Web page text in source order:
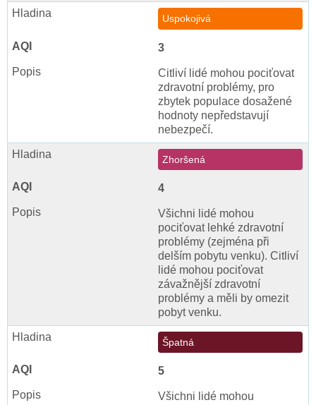
Uspokojivá
3
Citliví lidé mohou pociťovat
zdravotní problémy, pro
zbytek populace dosažené
hodnoty nepředstavují
nebezpečí.
Zhoršená
4
Všichni lidé mohou
pociťovat lehké zdravotní
problémy (zejména při
delším pobytu venku). Citliví
lidé mohou pociťovat
závažnější zdravotní
problémy a měli by omezit
pobyt venku.
Špatná
5
Všichni lidé mohou